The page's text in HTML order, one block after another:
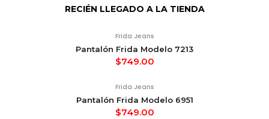
RECIÉN LLEGADO A LA TIENDA
Frida Jeans
Pantalón Frida Modelo 7213
$749.00
Frida Jeans
Pantalón Frida Modelo 6951
$749.00